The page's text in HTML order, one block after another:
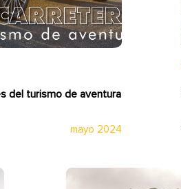
del turismo de aventura
mayo 2024